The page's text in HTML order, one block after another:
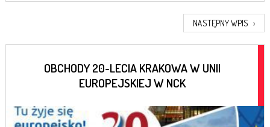
NASTĘPNY WPIS ›
OBCHODY 20-LECIA KRAKOWA W UNII
EUROPEJSKIEJ W NCK